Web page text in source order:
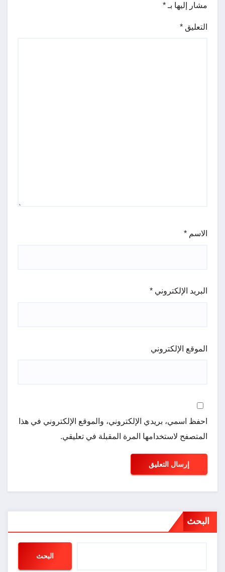
مشار إليها بـ *
التعليق *
الاسم *
البريد الإلكتروني *
الموقع الإلكتروني
احفظ اسمي، بريدي الإلكتروني، والموقع الإلكتروني في هذا
المتصفح لاستخدامها المرة المقبلة في تعليقي.
البحث
البحث